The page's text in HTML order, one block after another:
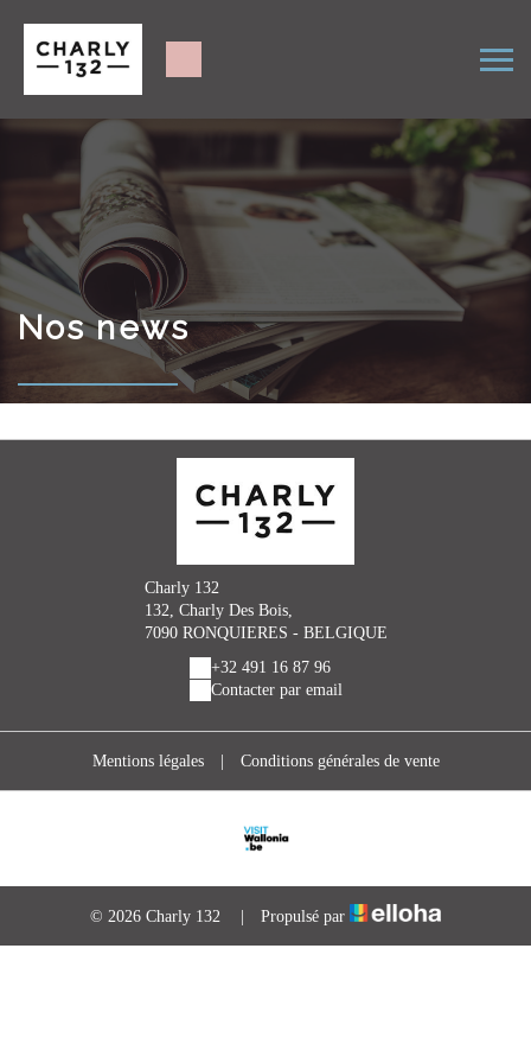
Nos news
Charly 132
132, Charly Des Bois,
7090 RONQUIERES - BELGIQUE
+32 491 16 87 96
Contacter par email
Mentions légales Conditions générales de vente
© 2026 Charly 132 Propulsé par